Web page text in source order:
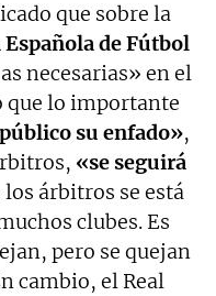
que sobre la
de Fútbol
necesarias» en el
que lo importante
su enfado»,
«se seguirá
los árbitros se está
clubes. Es
pero se quejan
cambio, el Real